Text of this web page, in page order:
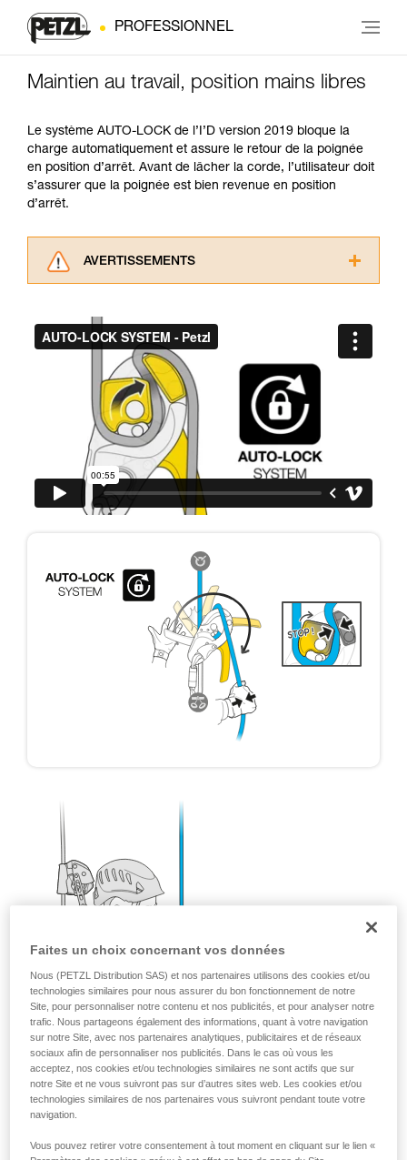
PROFESSIONNEL
Maintien au travail, position mains libres
Le système AUTO-LOCK de l’I’D version 2019 bloque la
charge automatiquement et assure le retour de la poignée
en position d’arrêt. Avant de lâcher la corde, l’utilisateur doit
s’assurer que la poignée est bien revenue en position
d’arrêt.
AVERTISSEMENTS
consulter. Vous devez avoir compris les
informations de la notice technique pour
pouvoir comprendre ce complément
d’informations.
Maîtriser ces techniques nécessite une
formation et un entraînement spécifique. Validez
avec un professionnel votre capacité à refaire
la manipulation, seul, en toute sécurité, avant
de la reproduire en autonomie.
Nous donnons des exemples de techniques
liées à votre activité. Il peut en exister d’autres
Faites un choix concernant vos données
Nous (PETZL Distribution SAS) et nos partenaires utilisons des cookies et/ou
technologies similaires pour nous assurer du bon fonctionnement de notre
Site, pour personnaliser notre contenu et nos publicités, et pour analyser notre
trafic. Nous partageons également des informations, quant à votre navigation
sur notre Site, avec nos partenaires analytiques, publicitaires et de réseaux
sociaux afin de personnaliser nos publicités. Dans le cas où vous les
acceptez, nos cookies et/ou technologies similaires ne sont actifs que sur
notre Site et ne vous suivront pas sur d’autres sites web. Les cookies et/ou
technologies similaires de nos partenaires vous suivront pendant toute votre
navigation.
Vous pouvez retirer votre consentement à tout moment en cliquant sur le lien «